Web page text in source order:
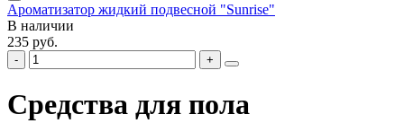
Ароматизатор жидкий подвесной "Sunrise"
В наличии
235 руб.
Средства для пола